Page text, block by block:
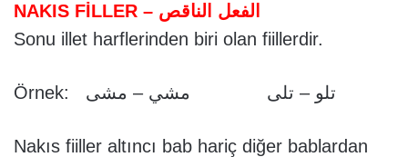
NAKIS FİLLER – الفعل الناقص
Sonu illet harflerinden biri olan fiillerdir.
Örnek: تلو – تلى مشي – مشى
Nakıs fiiller altıncı bab hariç diğer bablardan